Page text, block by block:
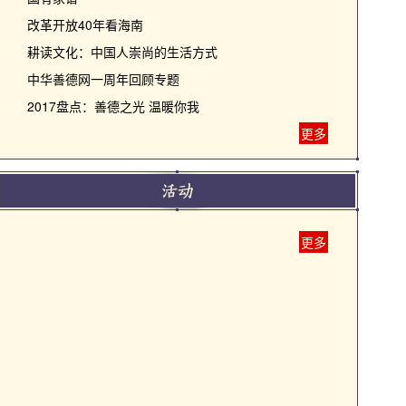
改革开放40年看海南
耕读文化：中国人崇尚的生活方式
中华善德网一周年回顾专题
2017盘点：善德之光 温暖你我
更多
更多